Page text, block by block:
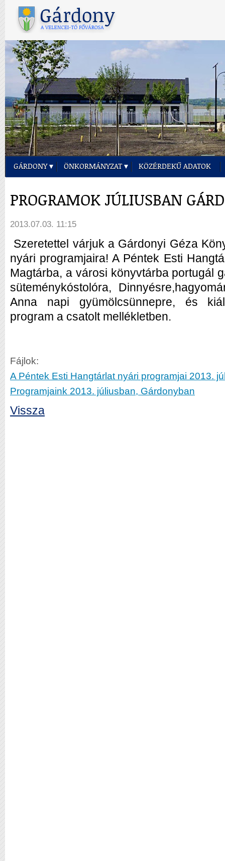
GÁRDONY ÖNKORMÁNYZAT KÖZÉRDEKŰ ADATOK
PROGRAMOK JÚLIUSBAN
2013.07.03. 11:15
Szeretettel várjuk a Gárdonyi Géza
nyári programjaira! A Péntek Esti
Magtárba, a városi könyvtárba portugál
süteménykóstolóra,
Anna napi gyümölcsünnepre, és
program a csatolt mellékletben.
Fájlok:
A Péntek Esti Hangtárlat nyári programjai 2013.
Programjaink 2013. júliusban, Gárdonyban
Vissza